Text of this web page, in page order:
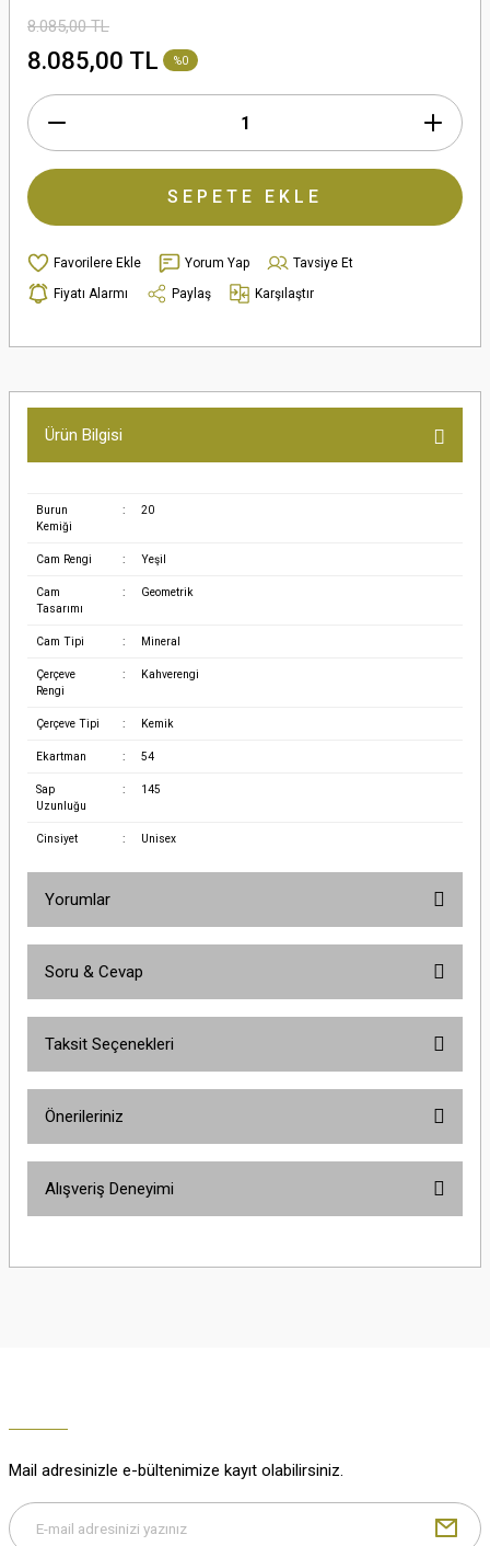
8.085,00 TL
8.085,00 TL %0
SEPETE EKLE
Yorum Yap
Tavsiye Et
Fiyatı Alarmı
Paylaş Karşılaştır
Ürün Bilgisi
Burun
Kemiği
: 20
Cam Rengi : Yeşil
Cam
Tasarımı
: Geometrik
Cam Tipi : Mineral
Çerçeve
Rengi
: Kahverengi
Çerçeve Tipi : Kemik
Ekartman : 54
Sap
Uzunluğu
: 145
Cinsiyet : Unisex
Yorumlar
Soru & Cevap
Taksit Seçenekleri
Önerileriniz
yetersiz gördüğünüz noktaları öneri formunu kullanarak tarafımıza
Alışveriş Deneyimi
M... K... | 29/12/2025
Mail adresinizle e-bültenimize kayıt olabilirsiniz.